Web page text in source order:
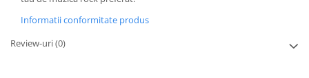
Informatii conformitate produs
Review-uri(0)